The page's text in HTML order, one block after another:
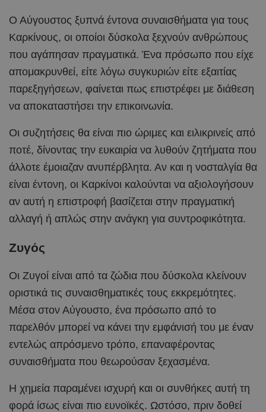
Ο Αύγουστος ξυπνά έντονα συναισθήματα για τους
Καρκίνους, οι οποίοι δύσκολα ξεχνούν ανθρώπους
που αγάπησαν πραγματικά. Ένα πρόσωπο που είχε
απομακρυνθεί, είτε λόγω συγκυριών είτε εξαιτίας
παρεξηγήσεων, φαίνεται πως επιστρέφει με διάθεση
να αποκαταστήσει την επικοινωνία.
Οι συζητήσεις θα είναι πιο ώριμες και ειλικρινείς από
ποτέ, δίνοντας την ευκαιρία να λυθούν ζητήματα που
άλλοτε έμοιαζαν ανυπέρβλητα. Αν και η νοσταλγία θα
είναι έντονη, οι Καρκίνοι καλούνται να αξιολογήσουν
αν αυτή η επιστροφή βασίζεται στην πραγματική
αλλαγή ή απλώς στην ανάγκη για συντροφικότητα.
Ζυγός
Οι Ζυγοί είναι από τα ζώδια που δύσκολα κλείνουν
οριστικά τις συναισθηματικές τους εκκρεμότητες.
Μέσα στον Αύγουστο, ένα πρόσωπο από το
παρελθόν μπορεί να κάνει την εμφάνισή του με έναν
εντελώς απρόσμενο τρόπο, επαναφέροντας
συναισθήματα που θεωρούσαν ξεχασμένα.
Η χημεία παραμένει ισχυρή και οι συνθήκες αυτή τη
φορά ίσως είναι πιο ευνοϊκές. Ωστόσο, πριν δοθεί